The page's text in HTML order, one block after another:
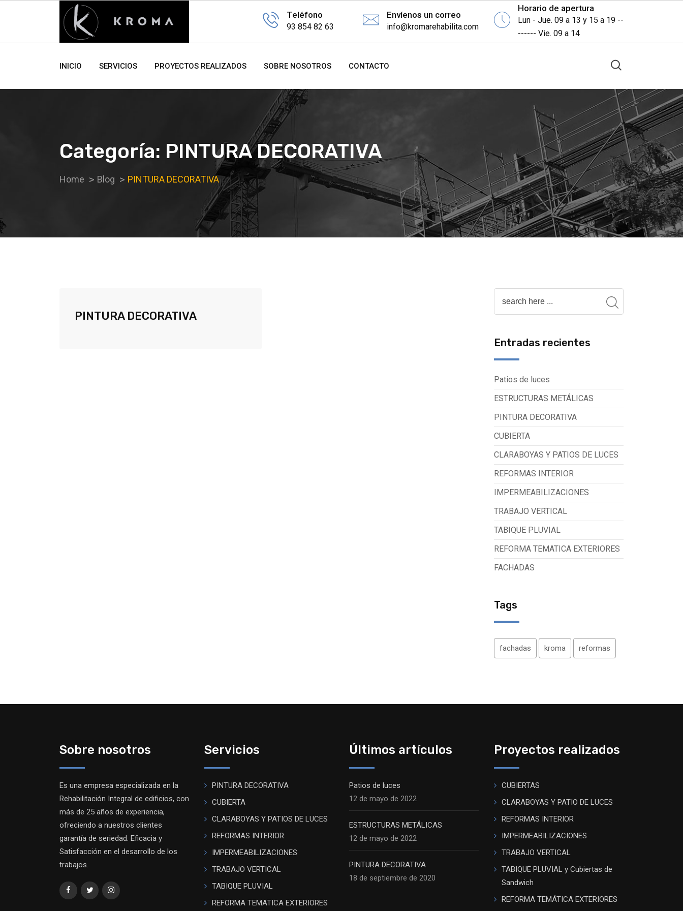
Teléfono
93 854 82 63
Envíenos un correo
info@kromarehabilita.com
Horario de apertura
Lun - Jue. 09 a 13 y 15 a 19 --
------ Vie. 09 a 14
INICIO SERVICIOS PROYECTOS REALIZADOS SOBRE NOSOTROS CONTACTO
Categoría: PINTURA DECORATIVA
Home Blog PINTURA DECORATIVA
PINTURA DECORATIVA
Entradas recientes
Patios de luces
ESTRUCTURAS METÁLICAS
PINTURA DECORATIVA
CUBIERTA
CLARABOYAS Y PATIOS DE LUCES
REFORMAS INTERIOR
IMPERMEABILIZACIONES
TRABAJO VERTICAL
TABIQUE PLUVIAL
REFORMA TEMATICA EXTERIORES
FACHADAS
Tags
fachadas kroma reformas
Sobre nosotros
Es una empresa especializada en la
Rehabilitación Integral de edificios, con
más de 25 años de experiencia,
ofreciendo a nuestros clientes
garantía de seriedad. Eficacia y
Satisfacción en el desarrollo de los
trabajos.
Servicios
PINTURA DECORATIVA
CUBIERTA
CLARABOYAS Y PATIOS DE LUCES
REFORMAS INTERIOR
IMPERMEABILIZACIONES
TRABAJO VERTICAL
TABIQUE PLUVIAL
REFORMA TEMATICA EXTERIORES
Últimos artículos
Patios de luces
12 de mayo de 2022
ESTRUCTURAS METÁLICAS
12 de mayo de 2022
PINTURA DECORATIVA
18 de septiembre de 2020
Proyectos realizados
CUBIERTAS
CLARABOYAS Y PATIO DE LUCES
REFORMAS INTERIOR
IMPERMEABILIZACIONES
TRABAJO VERTICAL
TABIQUE PLUVIAL y Cubiertas de
Sandwich
REFORMA TEMÁTICA EXTERIORES